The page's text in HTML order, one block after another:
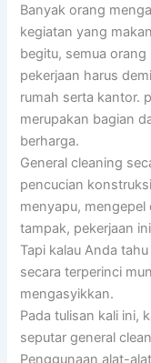
Banyak orang
kegiatan yang
begitu, semua
pekerjaan harus
rumah serta kantor.
merupakan bagian
berharga.
General cleaning
pencucian
menyapu,
tampak, pekerjaan
Tapi kalau Anda
secara terperinci
mengasyikkan.
Pada tulisan kali ini,
seputar general
Penggunaan alat-